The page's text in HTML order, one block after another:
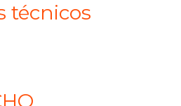
técnicos